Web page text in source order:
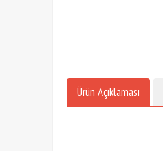
Ürün Açıklaması